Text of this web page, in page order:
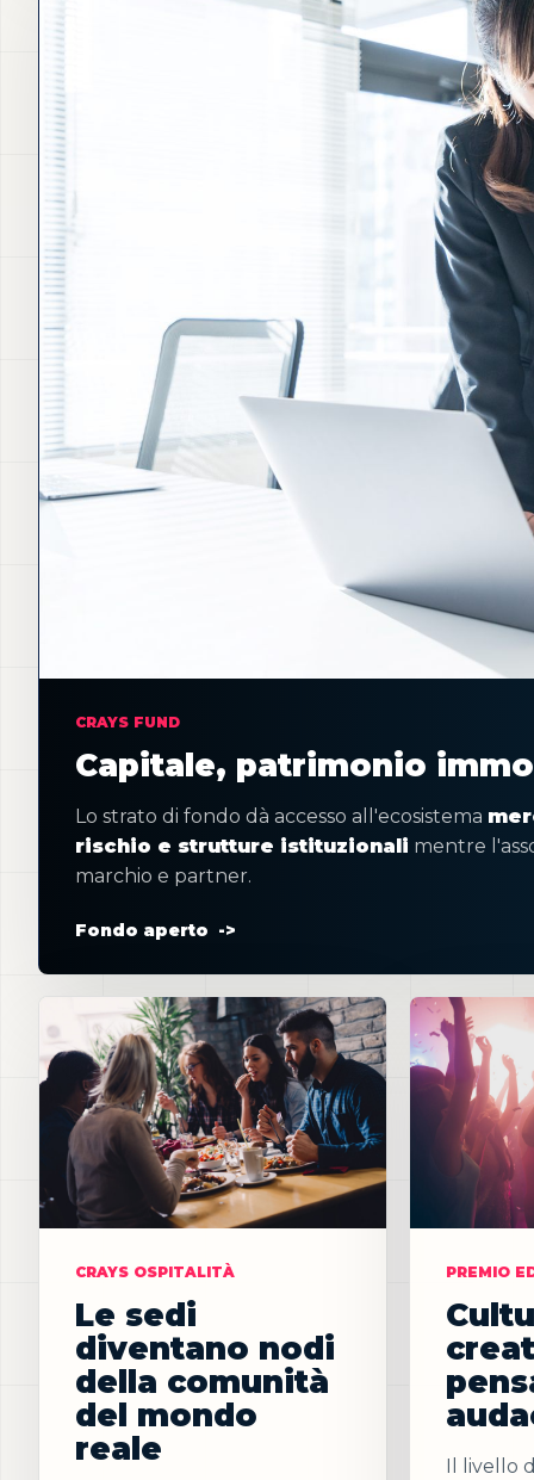
CRAYS FUND
Capitale, patrimonio
Lo strato di fondo dà accesso all'ecosistema
rischio e strutture istituzionali mentre
marchio e partner.
Fondo aperto
CRAYS OSPITALITÀ
Le sedi
diventano nodi
della comunità
del mondo
reale
PREMIO
Il livello